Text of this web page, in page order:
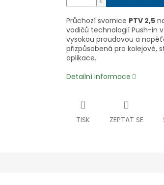
Průchozí svornice PTV 2,5
vodičů technologií Push-in
vysokou proudovou a
přizpůsobená pro kolejové,
aplikace.
Detailní informace
TISK ZEPTAT SE